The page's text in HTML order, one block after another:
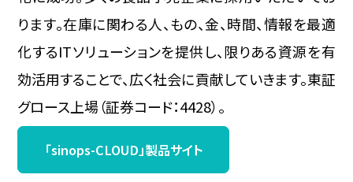
ります。在庫に関わる人、もの、金、時間、情報を最適
化するITソリューションを提供し、限りある資源を有
効活用することで、広く社会に貢献していきます。東証
グロース上場（証券コード：4428）。
「sinops-CLOUD」製品サイト